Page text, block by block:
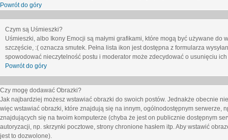
Powrót do góry
Czym są Uśmieszki?
Uśmieszki, albo Ikony Emocji są małymi grafikami, które mogą być używane
szczęście, :( oznacza smutek. Pełna lista ikon jest dostępna z formularza
spowodować nieczytelność postu i moderator może zdecydować o usunięciu ich
Powrót do góry
Czy mogę dodawać Obrazki?
Jak najbardziej możesz wstawiać obrazki do swoich postów. Jednakże obecnie
więc wstawiać obrazki, które znajdują się na innym, ogólnodostępnym serwerze,
znajdujących się na twoim komputerze (chyba że jest on publicznie dostępnym
autoryzacji, np. skrzynki pocztowe, strony chronione hasłem itp. Aby wstawić
jest to dozwolone).